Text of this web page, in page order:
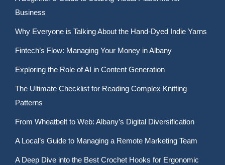
Business
Why Everyone is Talking About the Hand-Dyed Indie Yarns
Fintech’s Flow: Managing Your Money in Albany
Exploring the Role of AI in Content Generation
The Ultimate Checklist for Reading Complex Knitting
Patterns
From Wheatbelt to Web: Albany’s Digital Diversification
A Local’s Guide to Managing a Remote Marketing Team
A Deep Dive into the Best Crochet Hooks for Ergonomic